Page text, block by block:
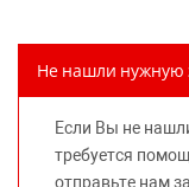
предлагаемых к
Требование
Не нашли нужную
Если Вы не
требуется
отправьте нам